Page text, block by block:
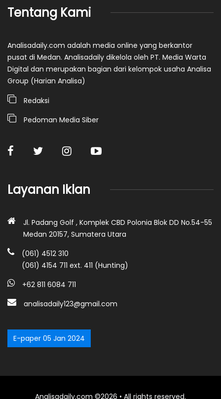
Tentang Kami
Analisadaily.com adalah media online yang berkantor
pusat di Medan. Analisadaily dikelola oleh PT. Media Warta
Digital dan merupakan bagian dari kelompok usaha Analisa
Group (Harian Analisa)
Redaksi
Pedoman Media Siber
Layanan Iklan
Jl. Padang Golf , Komplek CBD Polonia Blok DD No.54-55
Medan 20157, Sumatera Utara
(061) 4512 310
(061) 4154 711 ext. 411 (Hunting)
+62 811 6084 711
analisadaily123@gmail.com
E-paper 05 Jan 2024
Analisadaily.com ©2026 • All rights reserved.